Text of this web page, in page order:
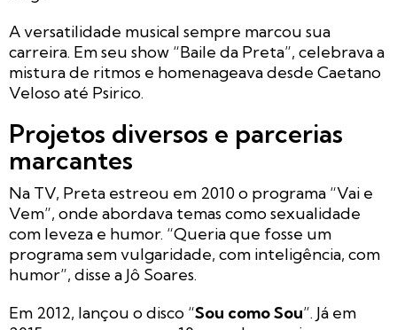
A versatilidade musical sempre marcou sua
carreira. Em seu show “Baile da Preta”, celebrava a
mistura de ritmos e homenageava desde Caetano
Veloso até Psirico.
Projetos diversos e parcerias
marcantes
Na TV, Preta estreou em 2010 o programa “Vai e
Vem”, onde abordava temas como sexualidade
com leveza e humor. “Queria que fosse um
programa sem vulgaridade, com inteligência, com
humor”, disse a Jô Soares.
Em 2012, lançou o disco “Sou como Sou”. Já em